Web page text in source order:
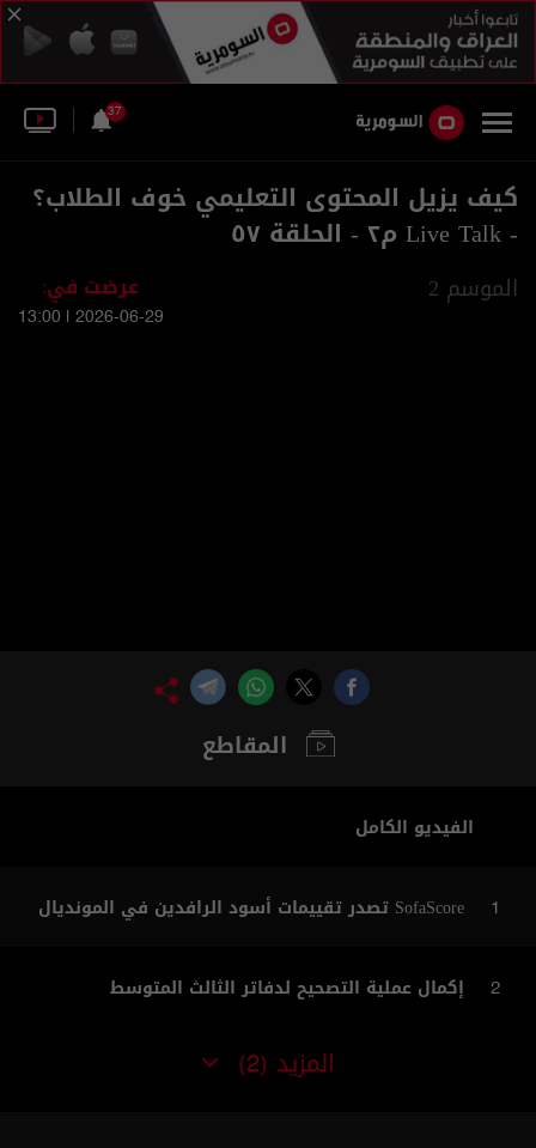
37
كيف يزيل المحتوى التعليمي خوف الطلاب؟
- Live Talk م٢ - الحلقة ٥٧
الموسم 2 عرضت في:
2026-06-29 | 13:00
المقاطع
الفيديو الكامل
1 SofaScore تصدر تقييمات أسود الرافدين في المونديال
2 إكمال عملية التصحيح لدفاتر الثالث المتوسط
المزيد (2)